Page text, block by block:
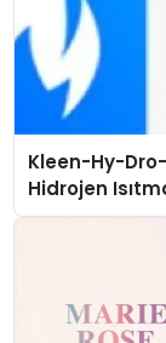
Kleen-Hy-
Hidrojen
Düzenleyici